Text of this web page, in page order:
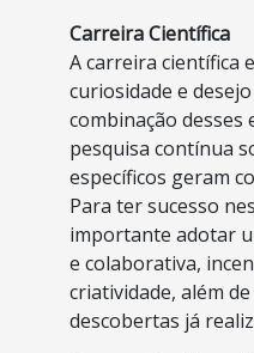
Carreira Científica
A carreira científica
curiosidade e
combinação desses
pesquisa contínua
específicos geram
Para ter sucesso
importante adotar
e colaborativa,
criatividade, além
descobertas já